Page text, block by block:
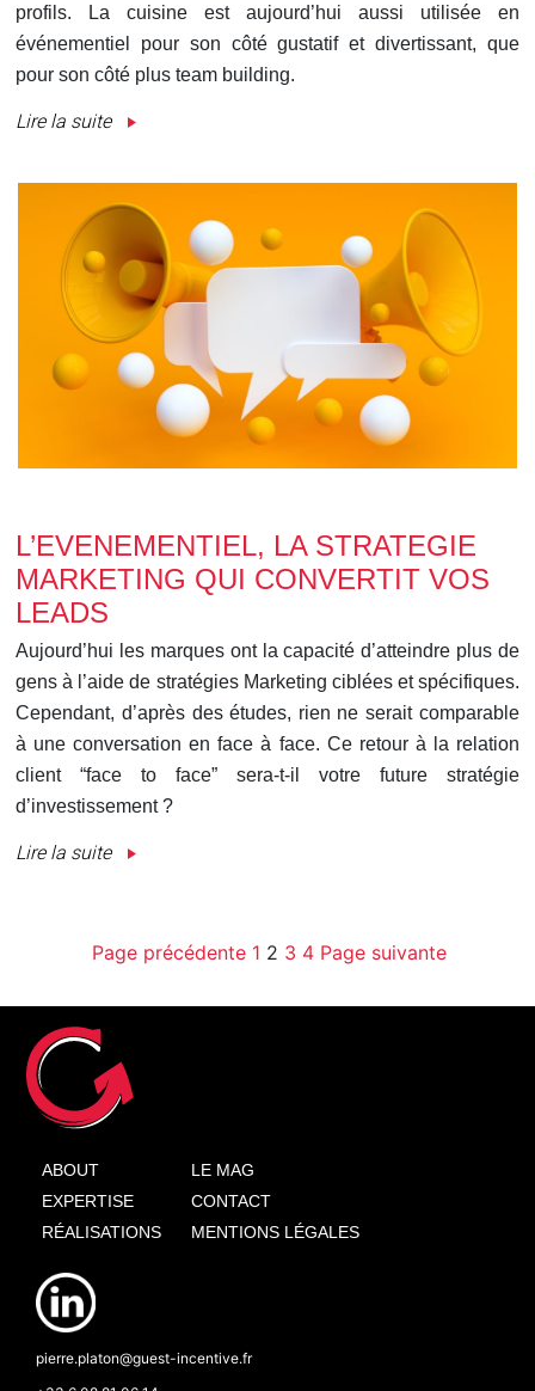
profils. La cuisine est aujourd’hui aussi utilisée en
événementiel pour son côté gustatif et divertissant, que
pour son côté plus team building.
Lire la suite
L’EVENEMENTIEL, LA STRATEGIE
MARKETING QUI CONVERTIT VOS
LEADS
Aujourd’hui les marques ont la capacité d’atteindre plus de
gens à l’aide de stratégies Marketing ciblées et spécifiques.
Cependant, d’après des études, rien ne serait comparable
à une conversation en face à face. Ce retour à la relation
client “face to face” sera-t-il votre future stratégie
d’investissement ?
Lire la suite
Page précédente 1 2 3 4 Page suivante
ABOUT
EXPERTISE
RÉALISATIONS
LE MAG
CONTACT
MENTIONS LÉGALES
pierre.platon@guest-incentive.fr